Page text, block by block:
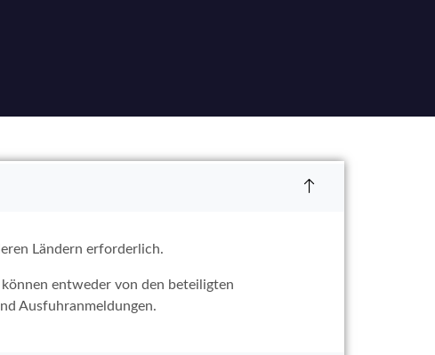
Ländern erforderlich.
entweder von den beteiligten
Ausfuhranmeldungen.